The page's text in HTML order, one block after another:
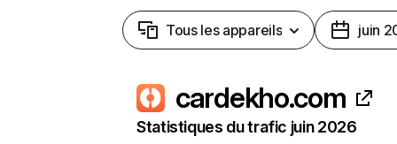
Tous les appareils juin
cardekho.com
Statistiques du trafic juin 2026